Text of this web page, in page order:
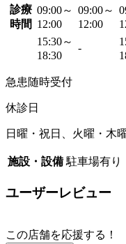
診療
時間
09:00～
12:00
09:00～
12:00
15:30～
18:30
-
急患随時受付
休診日
日曜・祝日、火曜・木
施設・設備 駐車場有り
ユーザーレビュー
この店舗を応援する！